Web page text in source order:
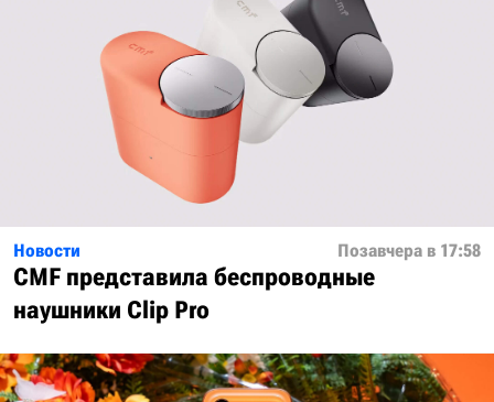
Новости Позавчера в 17:58
CMF представила беспроводные
наушники Clip Pro